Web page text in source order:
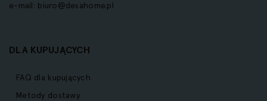
e-mail: biuro@desahome.pl
DLA KUPUJĄCYCH
FAQ dla kupujących
Metody dostawy